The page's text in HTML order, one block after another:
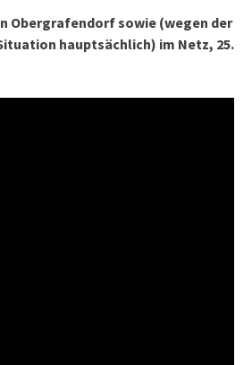
Obergrafendorf sowie (wegen der
hauptsächlich) im Netz, 25.